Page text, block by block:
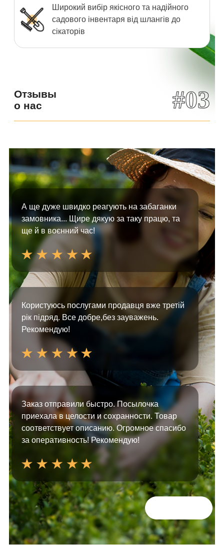
Широкий вибір якісного та надійного
садового інвентаря від шлангів до
сікаторів
Отзывы
о нас
#03
А ще дуже швидко реагують на забаганки
замовника... Щире дякую за таку працю, та
ще й в воєнний час!
Користуюсь послугами продавця вже третій
рік підряд. Все добре,без зауважень.
Рекомендую!
Заказ отправили быстро. Посылочка
приехала в целости и сохранности. Товар
соответствует описанию. Огромное спасибо
за оперативность! Рекомендую!